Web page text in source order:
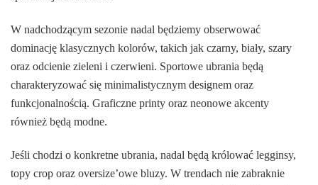
W nadchodzącym sezonie nadal będziemy obserwować
dominację klasycznych kolorów, takich jak czarny, biały, szary
oraz odcienie zieleni i czerwieni. Sportowe ubrania będą
charakteryzować się minimalistycznym designem oraz
funkcjonalnością. Graficzne printy oraz neonowe akcenty
również będą modne.
Jeśli chodzi o konkretne ubrania, nadal będą królować legginsy,
topy crop oraz oversize’owe bluzy. W trendach nie zabraknie